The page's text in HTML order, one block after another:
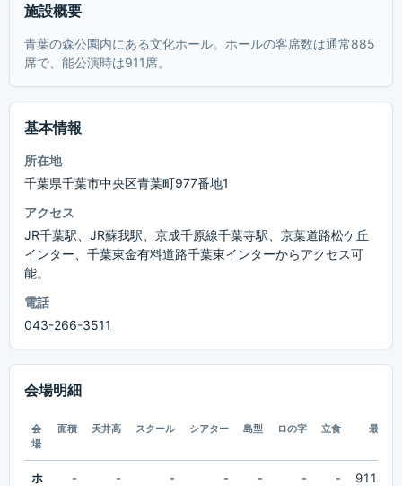
施設概要
青葉の森公園内にある文化ホール。ホールの客席数は通常885
席で、能公演時は911席。
基本情報
所在地
千葉県千葉市中央区青葉町977番地1
アクセス
JR千葉駅、JR蘇我駅、京成千原線千葉寺駅、京葉道路松ケ丘
インター、千葉東金有料道路千葉東インターからアクセス可
能。
電話
043-266-3511
会場明細
会
場
面積 天井高 スクール シアター 島型 ロの字 立食 最大
ホ
- - - - - - - 911名